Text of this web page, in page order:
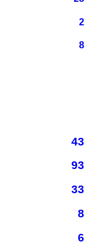
2
8
43
93
33
8
6